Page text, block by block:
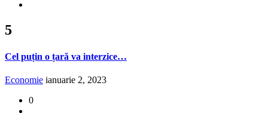
5
Cel puțin o țară va interzice…
Economie ianuarie 2, 2023
0